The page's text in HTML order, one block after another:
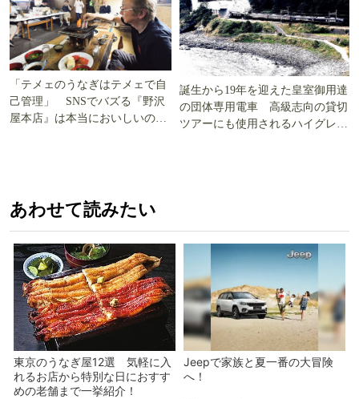
「テメェのうなぎはテメェで自
己管理」 SNSでバズる『野沢
屋本店』は本当においしいの
誕生から19年を迎えた皇室御用達
の団体専用電車 高級志向の貸切
ツアーにも使用されるハイグレー
あわせて読みたい
東京のうなぎ屋12選 気軽に入
れるお店から特別な日におすす
めの老舗まで一挙紹介！
Jeepで家族と夏一番の大冒険
へ！